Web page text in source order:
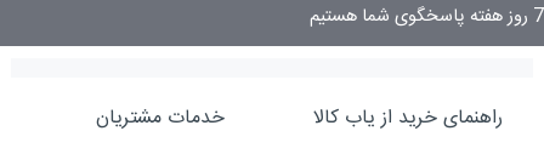
7 روز هفته پاسخگوی شما هستیم
راهنمای خرید از یاب کالا خدمات مشتریان